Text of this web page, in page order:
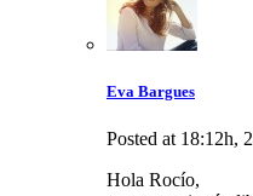
Eva Bargues
Posted at 18:12h,
Hola Rocío,